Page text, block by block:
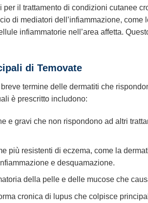
il trattamento di condizioni cutanee
di mediatori dell’infiammazione,
infiammatorie nell’area affetta.
di Temovate
termine delle dermatiti che
è prescritto includono:
e gravi che non rispondono ad altri
più resistenti di eczema, come la
e desquamazione.
della pelle e delle mucose che
cronica di lupus che colpisce